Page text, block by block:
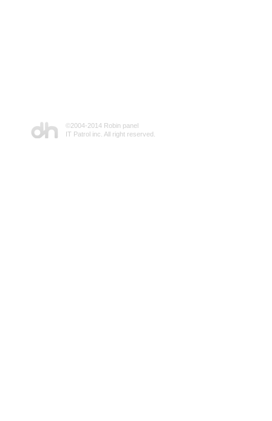
©2004-2014 Robin panel
IT Patrol inc. All right reserved.